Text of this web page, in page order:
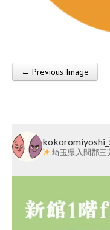
Post navigation
← Previous Image
埼玉県入間郡三